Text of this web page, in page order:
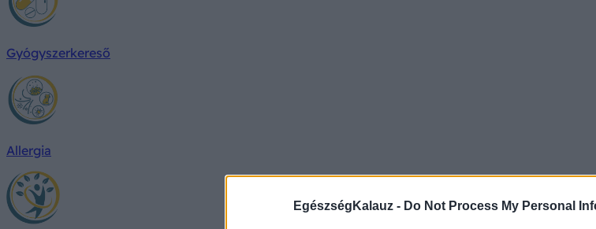
EgészségKalauz - Do Not Process My Personal
Gyógyszerkereső
Allergia